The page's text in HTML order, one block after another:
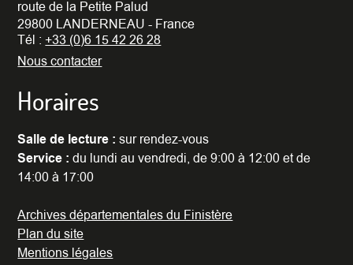
route de la Petite Palud
29800 LANDERNEAU - France
Tél :+33 (0)6 15 42 26 28
Nous contacter
Horaires
Salle de lecture : sur rendez-vous
Service : du lundi au vendredi, de 9:00 à 12:00 et de
14:00 à 17:00
Archives départementales du Finistère
Plan du site
Mentions légales